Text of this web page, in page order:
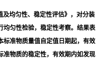
及均匀性、稳定性评估》，对分装
均匀性检验，稳定性考察。结果表
标准物质量值自定值日期起，有效
准物质的稳定性，有效期内如发现